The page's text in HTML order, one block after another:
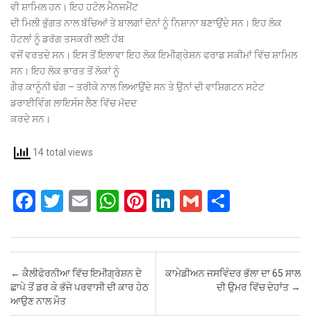
ਵੀ ਸ਼ਾਮਿਲ ਹਨ। ਇਹ ਹਟੋਲ ਮੈਨਜਮੈਂਟ
ਦੀ ਮਿਲੀ ਭੁੱਗਤ ਨਾਲ ਬੱਚਿਆਂ ਤੇ ਬਾਲਗਾਂ ਦੋਨਾਂ ਨੂੰ ਨਿਸ਼ਾਨਾ ਬਣਾਉਂਦੇ ਸਨ। ਇਹ ਲੋਕ
ਹੋਟਲਾਂ ਨੂੰ ਡਰੱਗ ਤਸਕਰੀ ਲਈ ਹੱਬ
ਵਜੋਂ ਵਰਤਦੇ ਸਨ। ਇਸ ਤੋਂ ਇਲਾਵਾ ਇਹ ਲੋਕ ਇਮੀਗ੍ਰੇਸ਼ਨ ਫਰਾਡ ਸਕੀਮਾਂ ਵਿੱਚ ਸ਼ਾਮਿਲ
ਸਨ। ਇਹ ਲੋਕ ਭਾਰਤ ਤੋਂ ਲੋਕਾਂ ਨੂੰ
ਗੈਰ ਕਾਨੂੰਨੀ ਢੰਗ – ਤਰੀਕੇ ਨਾਲ ਲਿਆਉਂਦੇ ਸਨ ਤੇ ਉਨਾਂ ਦੀ ਵਾਸ਼ਿਗਟਨ ਸਟੇਟ
ਡਰਾਈਵਿੰਗ ਲਾਇਸੰਸ ਲੈਣ ਵਿੱਚ ਮੱਦਦ
ਕਰਦੇ ਸਨ।
14 total views
F
ce
b
o
o
T
tt
er
E
ail
W
at
s
A
p
Pi
er
es
t
Li
ke
dI
G
ail ar
e
Post navigation
← ਕੈਲੀਫੋਰਨੀਆ ਵਿੱਚ ਇਮੀਗ੍ਰੇਸ਼ਨ ਦੇ
ਛਾਪੇ ਤੋਂ ਡਰ ਕੇ ਭੱਜੇ ਪਰਵਾਸੀ ਦੀ ਕਾਰ ਹੇਠ
ਆਉਣ ਨਾਲ ਮੌਤ
ਕਾਮੇਡੀਅਨ ਜਸਵਿੰਦਰ ਭੱਲਾ ਦਾ 65 ਸਾਲ
ਦੀ ਉਮਰ ਵਿੱਚ ਦੇਹਾਂਤ →